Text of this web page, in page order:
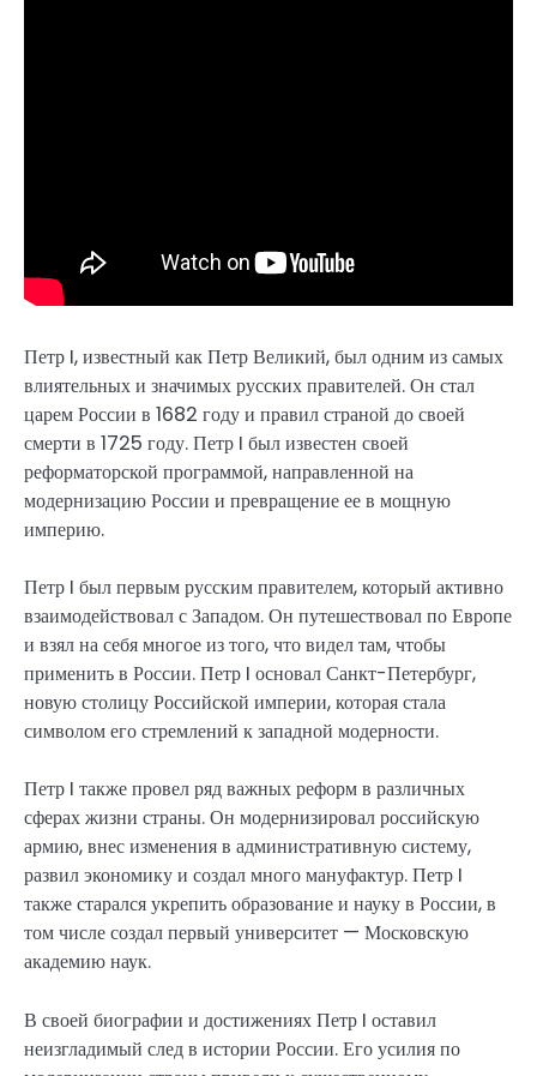
Петр I, известный как Петр Великий, был одним из самых
влиятельных и значимых русских правителей. Он стал
царем России в 1682 году и правил страной до своей
смерти в 1725 году. Петр I был известен своей
реформаторской программой, направленной на
модернизацию России и превращение ее в мощную
империю.
Петр I был первым русским правителем, который активно
взаимодействовал с Западом. Он путешествовал по Европе
и взял на себя многое из того, что видел там, чтобы
применить в России. Петр I основал Санкт-Петербург,
новую столицу Российской империи, которая стала
символом его стремлений к западной модерности.
Петр I также провел ряд важных реформ в различных
сферах жизни страны. Он модернизировал российскую
армию, внес изменения в административную систему,
развил экономику и создал много мануфактур. Петр I
также старался укрепить образование и науку в России, в
том числе создал первый университет — Московскую
академию наук.
В своей биографии и достижениях Петр I оставил
неизгладимый след в истории России. Его усилия по